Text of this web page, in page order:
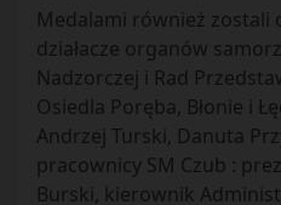
Medalami również zostali
działacze organów
Nadzorczej i Rad
Osiedla Poręba, Błonie i
Andrzej Turski, Danuta
pracownicy SM Czub :
Burski, kierownik